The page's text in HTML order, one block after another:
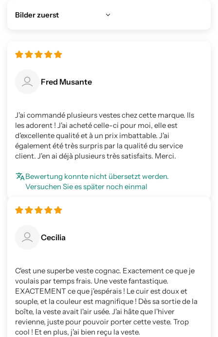
Sort by
Fred Musante
J'ai commandé plusieurs vestes chez cette marque. Ils
les adorent ! J'ai acheté celle-ci pour moi, elle est
d'excellente qualité et à un prix imbattable. J'ai
également été très surpris par la qualité du service
client. J'en ai déjà plusieurs très satisfaits. Merci.
Bewertung konnte nicht übersetzt werden.
Versuchen Sie es später noch einmal
Cecilia
C'est une superbe veste cognac. Exactement ce que je
voulais par temps frais. Une veste fantastique.
EXACTEMENT ce que j'espérais ! Le cuir est doux et
souple, et la couleur est magnifique ! Dès sa sortie de la
boîte, la veste avait l'air usée. J'ai hâte que l'hiver
revienne, juste pour pouvoir porter cette veste. Trop
cool ! Et en plus, j'ai bien reçu la veste.